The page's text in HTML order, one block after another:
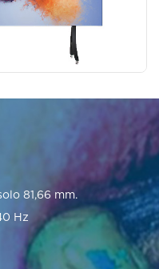
81,66 mm.
Hz